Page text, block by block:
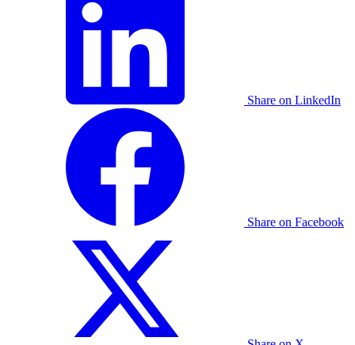
Share on LinkedIn
Share on Facebook